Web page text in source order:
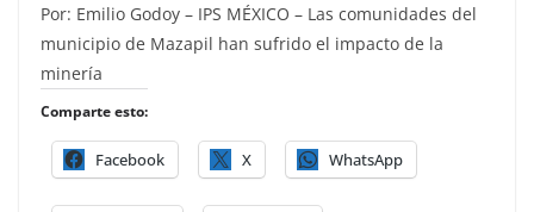
Por: Emilio Godoy – IPS MÉXICO – Las comunidades del
municipio de Mazapil han sufrido el impacto de la
minería
Comparte esto:
Facebook X WhatsApp